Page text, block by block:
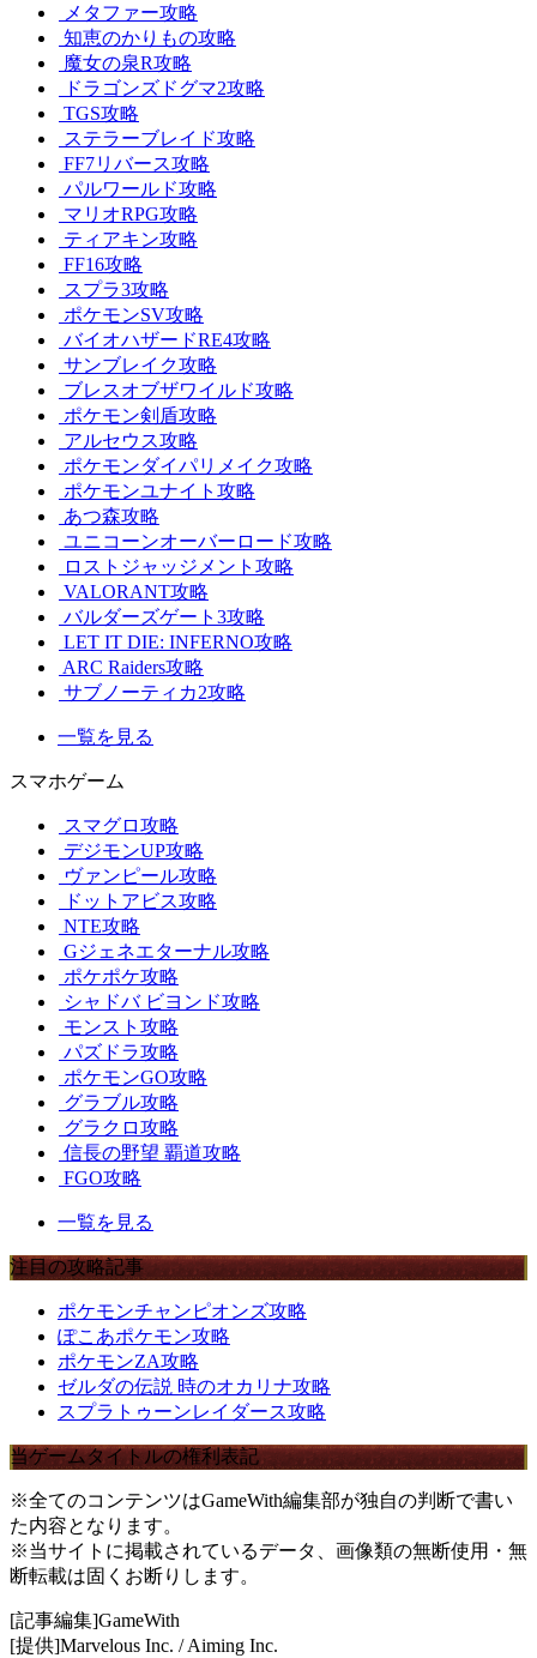
メタファー攻略
知恵のかりもの攻略
魔女の泉R攻略
ドラゴンズドグマ2攻略
TGS攻略
ステラーブレイド攻略
FF7リバース攻略
パルワールド攻略
マリオRPG攻略
ティアキン攻略
FF16攻略
スプラ3攻略
ポケモンSV攻略
バイオハザードRE4攻略
サンブレイク攻略
ブレスオブザワイルド攻略
ポケモン剣盾攻略
アルセウス攻略
ポケモンダイパリメイク攻略
ポケモンユナイト攻略
あつ森攻略
ユニコーンオーバーロード攻略
ロストジャッジメント攻略
VALORANT攻略
バルダーズゲート3攻略
LET IT DIE: INFERNO攻略
ARC Raiders攻略
サブノーティカ2攻略
一覧を見る
スマホゲーム
スマグロ攻略
デジモンUP攻略
ヴァンピール攻略
ドットアビス攻略
NTE攻略
Gジェネエターナル攻略
ポケポケ攻略
シャドバ ビヨンド攻略
モンスト攻略
パズドラ攻略
ポケモンGO攻略
グラブル攻略
グラクロ攻略
信長の野望 覇道攻略
FGO攻略
一覧を見る
注目の攻略記事
ポケモンチャンピオンズ攻略
ぽこあポケモン攻略
ポケモンZA攻略
ゼルダの伝説 時のオカリナ攻略
スプラトゥーンレイダース攻略
当ゲームタイトルの権利表記
※全てのコンテンツはGameWith編集部が独自の判断で書い
た内容となります。
※当サイトに掲載されているデータ、画像類の無断使用・無
断転載は固くお断りします。
[記事編集]GameWith
[提供]Marvelous Inc. / Aiming Inc.